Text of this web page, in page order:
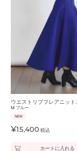
ウエストリブフレアニット
M ブルー
NEW
¥15,400 税込
カートに入れる